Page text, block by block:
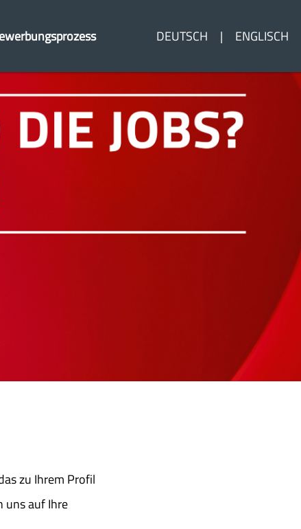
DEUTSCH ENGLISCH
zu Ihrem Profil
uns auf Ihre